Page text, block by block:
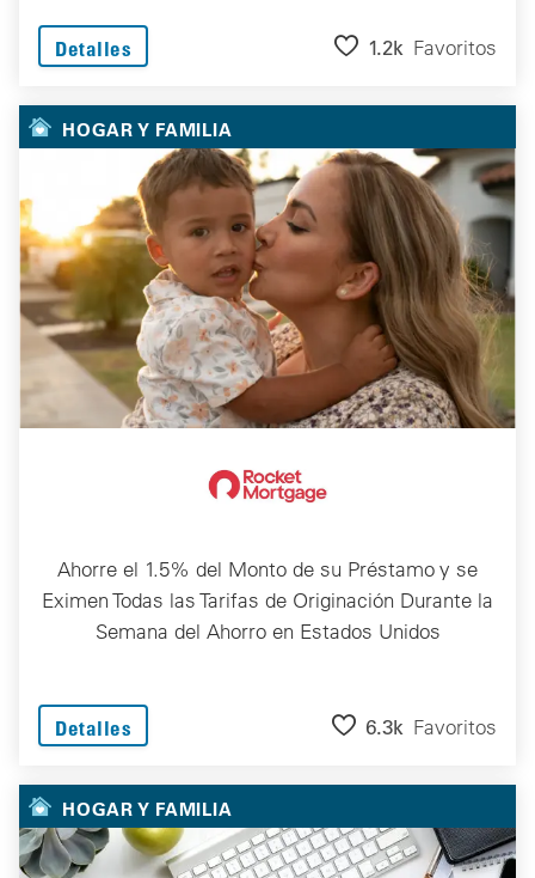
Detalles 1.2k Favoritos
HOGAR Y FAMILIA
Ahorre el 1.5% del Monto de su Préstamo y se
Eximen Todas las Tarifas de Originación Durante la
Semana del Ahorro en Estados Unidos
Detalles 6.3k Favoritos
HOGAR Y FAMILIA